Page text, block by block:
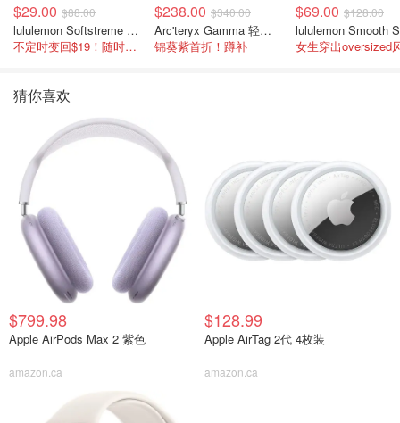
$29.00 $88.00
lululemon Softstreme 女士高腰短裤 10cm
不定时变回$19！随时点进来看
$238.00 $340.00
Arc'teryx Gamma 轻量连帽卫衣 女款
锦葵紫首折！蹲补
$69.00 $128.00
女生穿出oversized
猜你喜欢
$799.98
Apple AirPods Max 2 紫色
amazon.ca
$128.99
Apple AirTag 2代 4枚装
amazon.ca